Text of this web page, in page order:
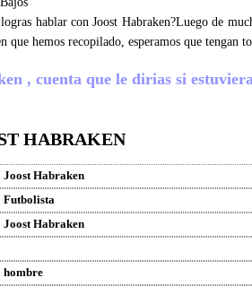
hablar con Joost Habraken?Luego de
que hemos recopilado, esperamos que tengan
, cuenta que le dirias si
HABRAKEN
Joost Habraken
Futbolista
Joost Habraken
hombre